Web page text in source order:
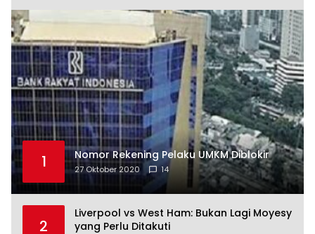
1 Nomor Rekening Pelaku UMKM Diblokir
27 Oktober 2020 14
2
Liverpool vs West Ham: Bukan Lagi Moyesy
yang Perlu Ditakuti